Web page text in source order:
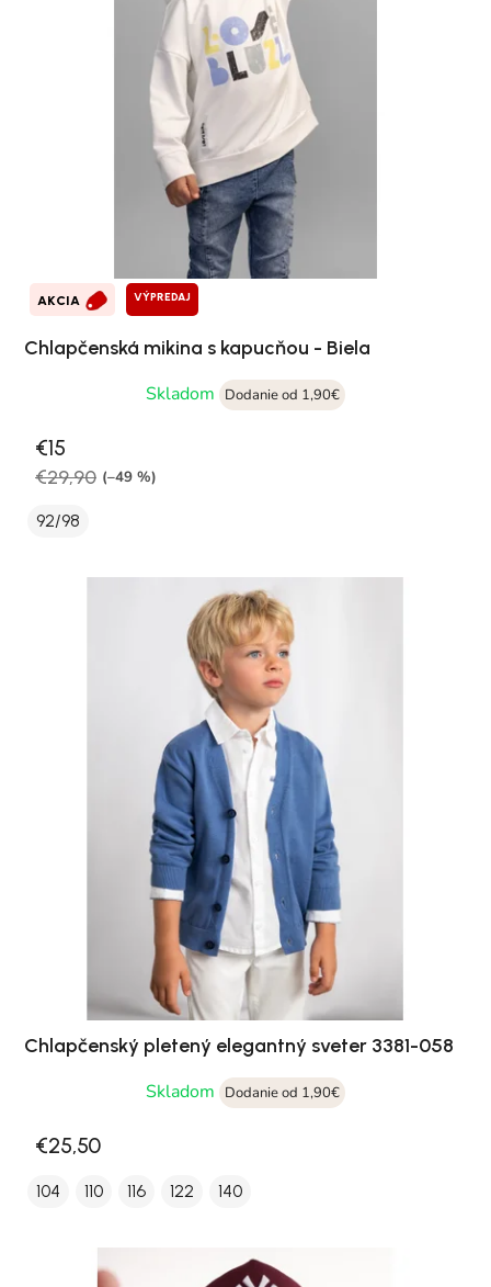
AKCIA VÝPREDAJ
Chlapčenská mikina s kapucňou - Biela
Skladom
Dodanie od 1,90€
€15
€29,90 (–49 %)
92/98
Chlapčenský pletený elegantný sveter 3381-058
Skladom
Dodanie od 1,90€
€25,50
104 110 116 122 140